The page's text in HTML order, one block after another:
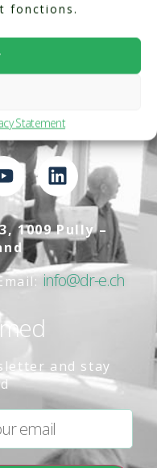
fonctions.
Statement
1009 Pully –
info@dr-e.ch
and stay